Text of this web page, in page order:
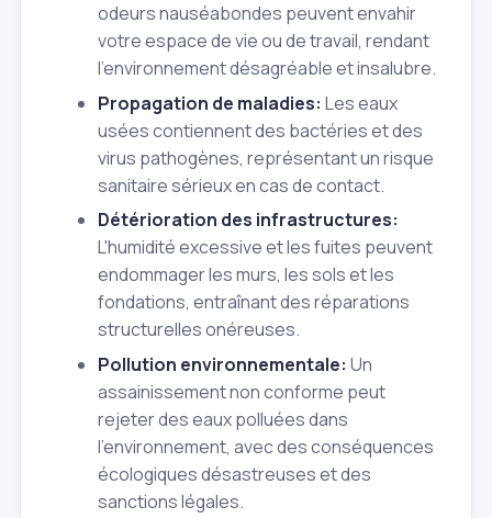
odeurs nauséabondes peuvent envahir
votre espace de vie ou de travail, rendant
l'environnement désagréable et insalubre.
Propagation de maladies: Les eaux
usées contiennent des bactéries et des
virus pathogènes, représentant un risque
sanitaire sérieux en cas de contact.
Détérioration des infrastructures:
L'humidité excessive et les fuites peuvent
endommager les murs, les sols et les
fondations, entraînant des réparations
structurelles onéreuses.
Pollution environnementale: Un
assainissement non conforme peut
rejeter des eaux polluées dans
l'environnement, avec des conséquences
écologiques désastreuses et des
sanctions légales.